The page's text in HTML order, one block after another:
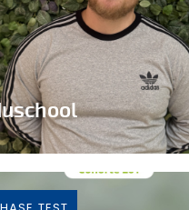
professeurs en secondaire